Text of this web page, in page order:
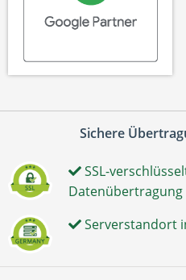
Sichere
SSL-
Datenübertragung
Serverstandort